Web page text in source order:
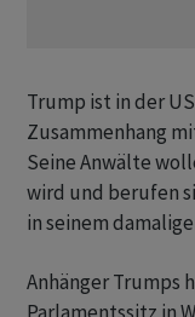
Trump ist in der
Zusammenhang
Seine Anwälte
wird und berufen
in seinem
Anhänger Trumps